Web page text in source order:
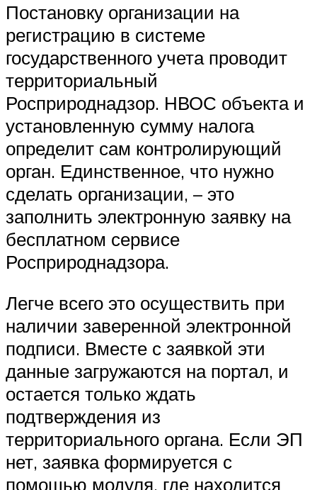
Постановку организации на
регистрацию в системе
государственного учета проводит
территориальный
Росприроднадзор. НВОС объекта и
установленную сумму налога
определит сам контролирующий
орган. Единственное, что нужно
сделать организации, – это
заполнить электронную заявку на
бесплатном сервисе
Росприроднадзора.
Легче всего это осуществить при
наличии заверенной электронной
подписи. Вместе с заявкой эти
данные загружаются на портал, и
остается только ждать
подтверждения из
территориального органа. Если ЭП
нет, заявка формируется с
помощью модуля, где находится